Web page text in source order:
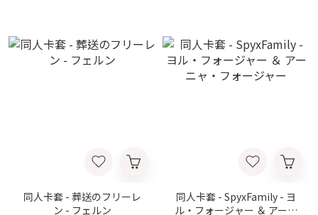
同人卡套 - 葬送のフリーレ
ン - フェルン
同人卡套 - SpyxFamily - ヨ
ル・フォージャー ＆ アーニ